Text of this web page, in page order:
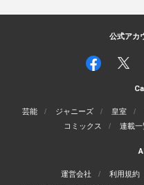
公式アカ
芸能 ジャニーズ 皇室
コミックス
連載一
運営会社 利用規約